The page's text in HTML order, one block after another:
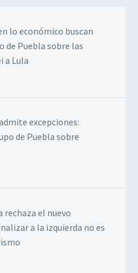
lo económico buscan
de Puebla sobre las
a Lula
excepciones:
de Puebla sobre
rechaza el nuevo
a la izquierda no es